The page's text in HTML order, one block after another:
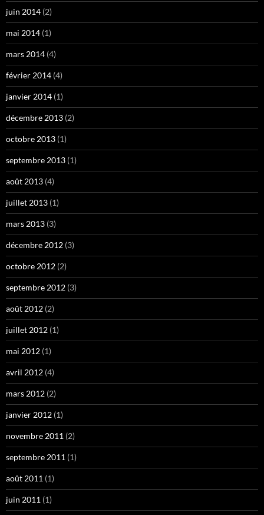
juin 2014 (2)
mai 2014 (1)
mars 2014 (4)
février 2014 (4)
janvier 2014 (1)
décembre 2013 (2)
octobre 2013 (1)
septembre 2013 (1)
août 2013 (4)
juillet 2013 (1)
mars 2013 (3)
décembre 2012 (3)
octobre 2012 (2)
septembre 2012 (3)
août 2012 (2)
juillet 2012 (1)
mai 2012 (1)
avril 2012 (4)
mars 2012 (2)
janvier 2012 (1)
novembre 2011 (2)
septembre 2011 (1)
août 2011 (1)
juin 2011 (1)